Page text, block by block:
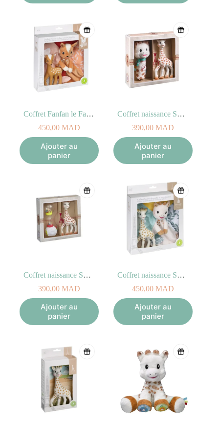
Coffret Fanfan le Faon et son Doudou
450,00 MAD
Ajouter au
panier
Coffret naissance Sophie la girafe + Hochet Pouet
390,00 MAD
Ajouter au
panier
Coffret naissance Sophie la girafe + Hochet Soft Maracas
390,00 MAD
Ajouter au
panier
Coffret naissance Sophie la girafe + son Doudou
450,00 MAD
Ajouter au
panier